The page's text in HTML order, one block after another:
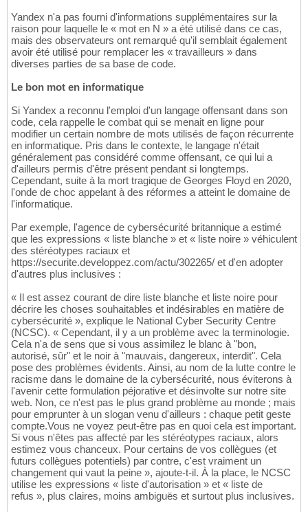
Yandex n'a pas fourni d'informations supplémentaires sur la
raison pour laquelle le « mot en N » a été utilisé dans ce cas,
mais des observateurs ont remarqué qu'il semblait également
avoir été utilisé pour remplacer les « travailleurs » dans
diverses parties de sa base de code.
Le bon mot en informatique
Si Yandex a reconnu l'emploi d'un langage offensant dans son
code, cela rappelle le combat qui se menait en ligne pour
modifier un certain nombre de mots utilisés de façon récurrente
en informatique. Pris dans le contexte, le langage n'était
généralement pas considéré comme offensant, ce qui lui a
d'ailleurs permis d'être présent pendant si longtemps.
Cependant, suite à la mort tragique de Georges Floyd en 2020,
l'onde de choc appelant à des réformes a atteint le domaine de
l'informatique.
Par exemple, l'agence de cybersécurité britannique a estimé
que les expressions « liste blanche » et « liste noire » véhiculent
des stéréotypes raciaux et
https://securite.developpez.com/actu/302265/ et d'en adopter
d'autres plus inclusives :
« Il est assez courant de dire liste blanche et liste noire pour
décrire les choses souhaitables et indésirables en matière de
cybersécurité », explique le National Cyber Security Centre
(NCSC). « Cependant, il y a un problème avec la terminologie.
Cela n'a de sens que si vous assimilez le blanc à "bon,
autorisé, sûr" et le noir à "mauvais, dangereux, interdit". Cela
pose des problèmes évidents. Ainsi, au nom de la lutte contre le
racisme dans le domaine de la cybersécurité, nous éviterons à
l'avenir cette formulation péjorative et désinvolte sur notre site
web. Non, ce n'est pas le plus grand problème au monde ; mais
pour emprunter à un slogan venu d'ailleurs : chaque petit geste
compte.Vous ne voyez peut-être pas en quoi cela est important.
Si vous n'êtes pas affecté par les stéréotypes raciaux, alors
estimez vous chanceux. Pour certains de vos collègues (et
futurs collègues potentiels) par contre, c'est vraiment un
changement qui vaut la peine », ajoute-t-il. À la place, le NCSC
utilise les expressions « liste d'autorisation » et « liste de
refus », plus claires, moins ambiguës et surtout plus inclusives.